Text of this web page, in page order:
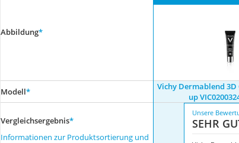
Abbildung*
Modell*
Vichy Dermablend
up
Vergleichsergebnis*
Informationen zur Produktsortierung und
Unsere
SEHR